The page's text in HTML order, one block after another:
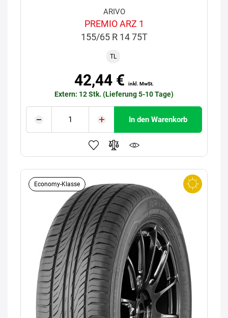
ARIVO
PREMIO ARZ 1
155/65 R 14 75T
TL
42,44 € inkl. MwSt.
Extern: 12 Stk. (Lieferung 5-10 Tage)
In den Warenkorb
Economy-Klasse